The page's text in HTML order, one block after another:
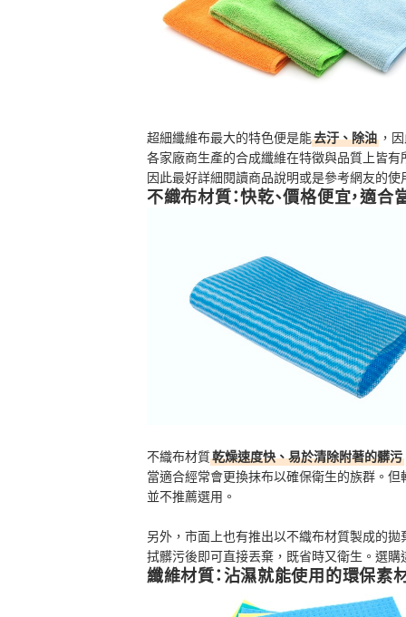
超細纖維布最大的特色便是能去汙、除油 ，
各家廠商生產的合成纖維在特徵與品質上皆
因此最好詳細閱讀商品說明或是參考網友的
不織布材質：快乾、價格便宜，適
不織布材質乾燥速度快、易於清除附著的髒污
當適合經常會更換抹布以確保衛生的族群。
並不推薦選用。
另外，市面上也有推出以不織布材質製成的
拭髒污後即可直接丟棄，既省時又衛生。選購
纖維材質：沾濕就能使用的環保素